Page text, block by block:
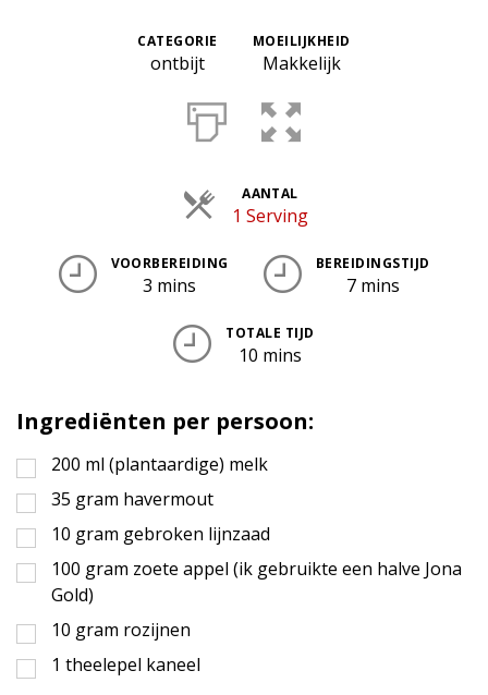
CATEGORIE
ontbijt
MOEILIJKHEID
Makkelijk
AANTAL
1 ServingPorties
VOORBEREIDING
3 mins
BEREIDINGSTIJD
7 mins
TOTALE TIJD
10 mins
Ingrediënten per persoon:
200 ml (plantaardige) melk
35 gram havermout
10 gram gebroken lijnzaad
100 gram zoete appel (ik gebruikte een halve Jona
Gold)
10 gram rozijnen
1 theelepel kaneel